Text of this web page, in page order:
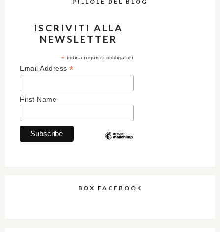
PILLOLE DEL BLOG
ISCRIVITI ALLA
NEWSLETTER
* indica requisiti obbligatori
Email Address *
First Name
BOX FACEBOOK